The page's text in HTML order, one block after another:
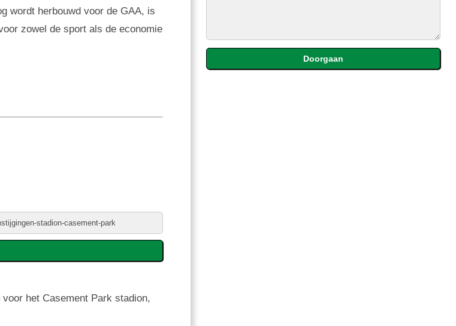
wordt herbouwd voor de GAA, is
zowel de sport als de economie
het Casement Park stadion,